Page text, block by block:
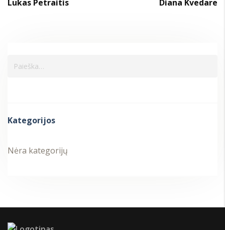
Lukas Petraitis Diana Kvedare
Kategorijos
Nėra kategorijų